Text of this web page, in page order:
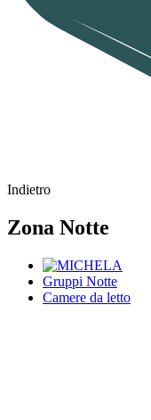
Indietro
Zona Notte
Gruppi Notte
Camere da letto